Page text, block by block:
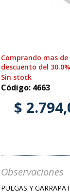
Comprando mas
descuento del
Sin stock
Código: 4663
$
Observaciones
PULGAS Y